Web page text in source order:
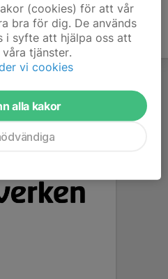
(cookies) för att vår
bra för dig. De används
i syfte att hjälpa oss att
tjänster.
vi cookies
alla kakor